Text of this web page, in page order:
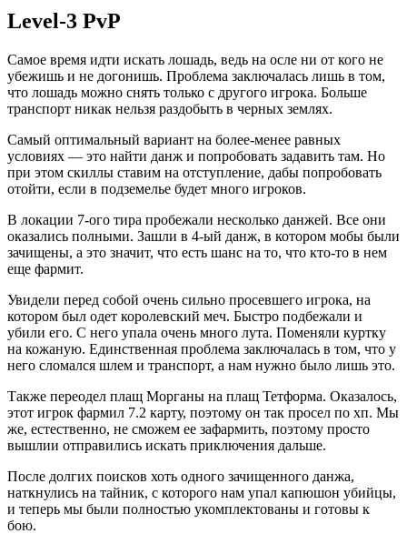
Level-3 PvP
Самое время идти искать лошадь, ведь на осле ни от кого не
убежишь и не догонишь. Проблема заключалась лишь в том,
что лошадь можно снять только с другого игрока. Больше
транспорт никак нельзя раздобыть в черных землях.
Самый оптимальный вариант на более-менее равных
условиях — это найти данж и попробовать задавить там. Но
при этом скиллы ставим на отступление, дабы попробовать
отойти, если в подземелье будет много игроков.
В локации 7-ого тира пробежали несколько данжей. Все они
оказались полными. Зашли в 4-ый данж, в котором мобы были
зачищены, а это значит, что есть шанс на то, что кто-то в нем
еще фармит.
Увидели перед собой очень сильно просевшего игрока, на
котором был одет королевский меч. Быстро подбежали и
убили его. С него упала очень много лута. Поменяли куртку
на кожаную. Единственная проблема заключалась в том, что у
него сломался шлем и транспорт, а нам нужно было лишь это.
Также переодел плащ Морганы на плащ Тетформа. Оказалось,
этот игрок фармил 7.2 карту, поэтому он так просел по хп. Мы
же, естественно, не сможем ее зафармить, поэтому просто
вышлии отправились искать приключения дальше.
После долгих поисков хоть одного зачищенного данжа,
наткнулись на тайник, с которого нам упал капюшон убийцы,
и теперь мы были полностью укомплектованы и готовы к
бою.